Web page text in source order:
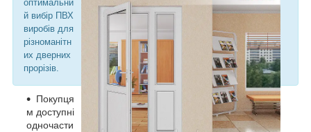
оптимальни
й вибір ПВХ
виробів для
різноманітн
их дверних
прорізів.
Покупця
м доступні
одночасти